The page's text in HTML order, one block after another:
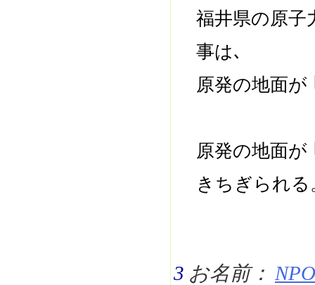
福井県の原子
事は､
原発の地面
原発の地面が
きちぎられ
3 お名前：